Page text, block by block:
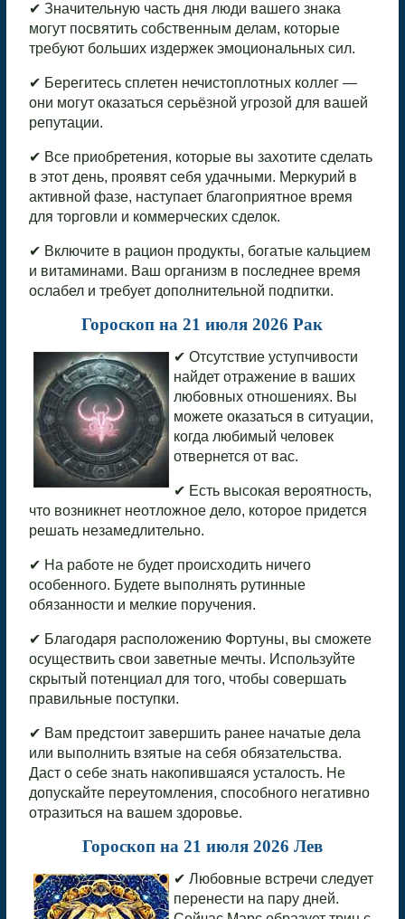
✔ Значительную часть дня люди вашего знака
могут посвятить собственным делам, которые
требуют больших издержек эмоциональных сил.
✔ Берегитесь сплетен нечистоплотных коллег —
они могут оказаться серьёзной угрозой для вашей
репутации.
✔ Все приобретения, которые вы захотите сделать
в этот день, проявят себя удачными. Меркурий в
активной фазе, наступает благоприятное время
для торговли и коммерческих сделок.
✔ Включите в рацион продукты, богатые кальцием
и витаминами. Ваш организм в последнее время
ослабел и требует дополнительной подпитки.
Гороскоп на 21 июля 2026 Рак
✔ Отсутствие уступчивости
найдет отражение в ваших
любовных отношениях. Вы
можете оказаться в ситуации,
когда любимый человек
отвернется от вас.
✔ Есть высокая вероятность,
что возникнет неотложное дело, которое придется
решать незамедлительно.
✔ На работе не будет происходить ничего
особенного. Будете выполнять рутинные
обязанности и мелкие поручения.
✔ Благодаря расположению Фортуны, вы сможете
осуществить свои заветные мечты. Используйте
скрытый потенциал для того, чтобы совершать
правильные поступки.
✔ Вам предстоит завершить ранее начатые дела
или выполнить взятые на себя обязательства.
Даст о себе знать накопившаяся усталость. Не
допускайте переутомления, способного негативно
отразиться на вашем здоровье.
Гороскоп на 21 июля 2026 Лев
✔ Любовные встречи следует
перенести на пару дней.